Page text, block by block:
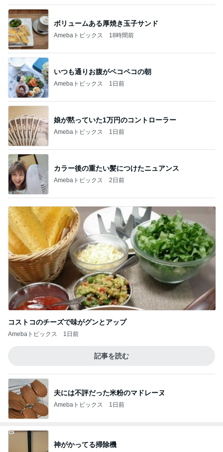
ボリュームある厚焼き玉子サンド
Amebaトピックス 18時間前
いつも通りお腹がペコペコの朝
Amebaトピックス 1日前
娘が黙っていた1万円のコントローラー
Amebaトピックス 1日前
カラー後の重たい髪につけたニュアンス
Amebaトピックス 2日前
コストコのチーズで味がグンとアップ
Amebaトピックス 1日前
記事を読む
夫には不評だった米粉のマドレーヌ
Amebaトピックス 1日前
神がかってる掃除機